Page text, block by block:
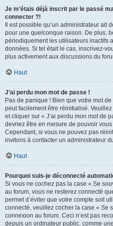
Je m’étais déjà inscrit par le passé
connecter ?!
Il est possible qu’un administrateur ait
pour une quelconque raison. De plus,
périodiquement les utilisateurs inactifs
données. Si tel était le cas, inscrivez-
plus activement aux discussions du
Haut
J’ai perdu mon mot de passe !
Pas de panique ! Bien que votre mot
peut facilement être réinitialisé.
et cliquer sur « J’ai perdu mon mot de
devriez être en mesure de pouvoir
Cependant, si vous ne pouvez pas
invitons à contacter un administrateur
Haut
Pourquoi suis-je déconnecté
Si vous ne cochez pas la case « Se
au forum, vous ne resterez connecté
permet d’éviter que votre compte soit
connecté, veuillez cocher la case « Se
connexion au forum. Ceci n’est pas
depuis un ordinateur public, comme